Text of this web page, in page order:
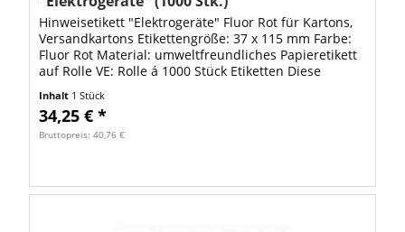
Hinweisetikett "Elektrogeräte" Fluor Rot für Kartons,
Versandkartons Etikettengröße: 37 x 115 mm Farbe:
Fluor Rot Material: umweltfreundliches Papieretikett
auf Rolle VE: Rolle á 1000 Stück Etiketten Diese
Inhalt 1 Stück
34,25 € *
Bruttopreis: 40,76 €